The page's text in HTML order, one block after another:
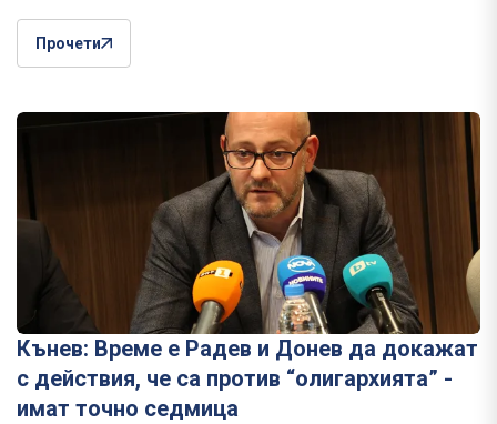
Прочети
Кънев: Време е Радев и Донев да докажат
с действия, че са против “олигархията” -
имат точно седмица